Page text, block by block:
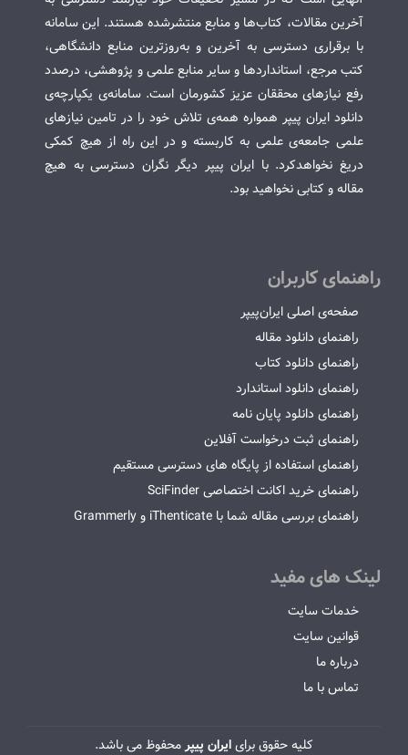
آخرین مقالات، کتاب‌ها و منابع منتشرشده هستند. این سامانه
با برقراری دسترسی به آخرین و به‌روزترین منابع دانشگاهی،
کتب مرجع، استانداردها و سایر منابع علمی و پژوهشی، درصدد
رفع نیازهای محققان عزیز کشورمان است. سامانه‌ی یکپارچه‌ی
دانلود ایران پیپر همواره همه‌ی تلاش خود را در تامین نیازهای
علمی جامعه‌ی علمی به کاربسته و در این راه از هیچ کمکی
دریغ نخواهدکرد. با ایران پیپر دیگر نگران دسترسی به هیچ
مقاله و کتابی نخواهید بود.
راهنمای کاربران
صفحه‌ی اصلی ایران‌پیپر
راهنمای دانلود مقاله
راهنمای دانلود کتاب
راهنمای دانلود استاندارد
راهنمای دانلود پایان نامه
راهنمای ثبت درخواست آفلاین
راهنمای استفاده از پایگاه های دسترسی مستقیم
راهنمای خرید اکانت اختصاصی SciFinder
راهنمای بررسی مقاله شما با iThenticate و Grammerly
لینک های مفید
خدمات سایت
قوانین سایت
درباره ما
تماس با ما
کلیه حقوق برایایران پیپرمحفوظ می باشد.